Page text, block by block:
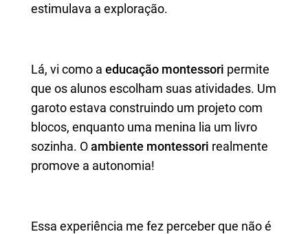
estimulava a exploração.
Lá, vi como a educação montessori permite
que os alunos escolham suas atividades. Um
garoto estava construindo um projeto com
blocos, enquanto uma menina lia um livro
sozinha. Oambiente montessori realmente
promove a autonomia!
Essa experiência me fez perceber que não é